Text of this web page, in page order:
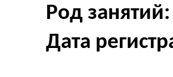
Род занятий:
Дата